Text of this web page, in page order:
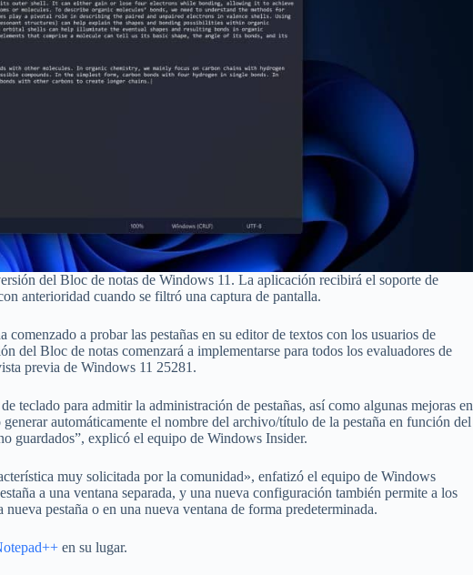
del Bloc de notas de Windows 11. La aplicación recibirá el soporte de
anterioridad cuando se filtró una captura de pantalla.
a probar las pestañas en su editor de textos con los usuarios de
del Bloc de notas comenzará a implementarse para todos los evaluadores de
previa de Windows 11 25281.
teclado para admitir la administración de pestañas, así como algunas mejoras en
automáticamente el nombre del archivo/título de la pestaña en función del
guardados”, explicó el equipo de Windows Insider.
muy solicitada por la comunidad», enfatizó el equipo de Windows
a una ventana separada, y una nueva configuración también permite a los
pestaña o en una nueva ventana de forma predeterminada.
en su lugar.